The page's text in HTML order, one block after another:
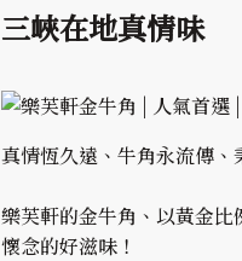
三峽在地真情味
真情恆久遠、牛角永流傳、
樂芙軒的金牛角、以黃金
懷念的好滋味！